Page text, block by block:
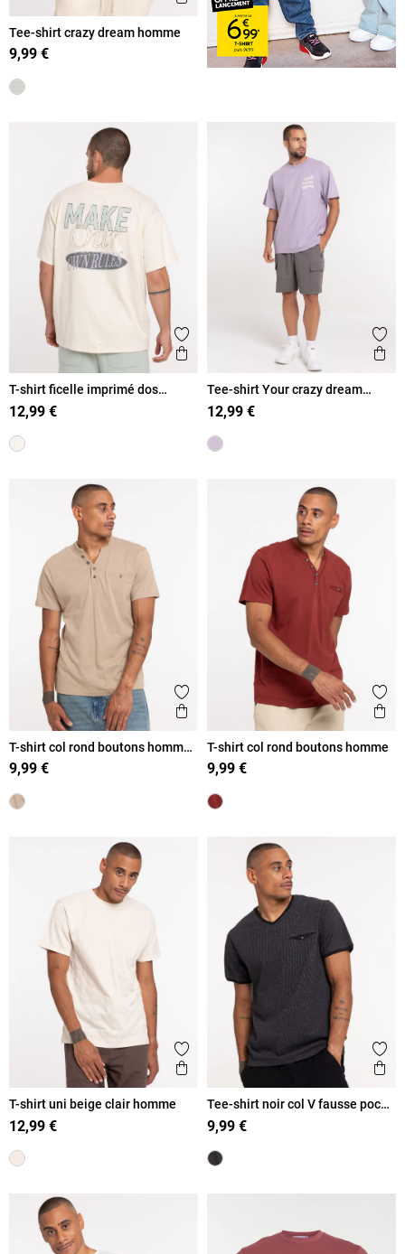
Tee-shirt crazy dream homme
9,99 €
Ajouter aux favoris
Aperçu rapide
T-shirt ficelle imprimé dos
homme
12,99 €
Tee-shirt Your crazy dream
homme
12,99 €
Ajouter aux favoris
Aperçu rapide
T-shirt col rond boutons homme
taupe
9,99 €
T-shirt col rond boutons homme
9,99 €
Ajouter aux favoris
Aperçu rapide
T-shirt uni beige clair homme
12,99 €
Tee-shirt noir col V fausse poche
homme
9,99 €